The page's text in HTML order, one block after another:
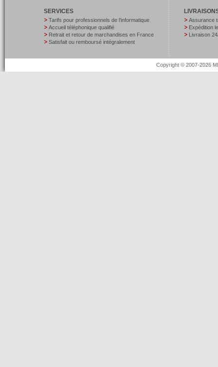
SERVICES
Tarifs pour professionnels de l’informatique
Accueil téléphonique qualifié
Retrait et retour de marchandises en France
Satisfait ou remboursé intégralement
Assurance
Expédition
Livraison
Copyright © 2007-2026